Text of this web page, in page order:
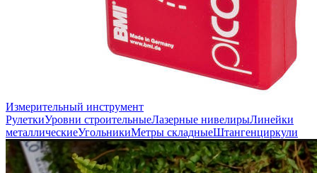
Измерительный инструмент
РулеткиУровни строительныеЛазерные нивелирыЛинейки
металлическиеУгольникиМетры складныеШтангенциркули